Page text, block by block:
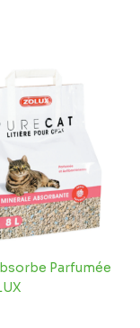
Parfumée